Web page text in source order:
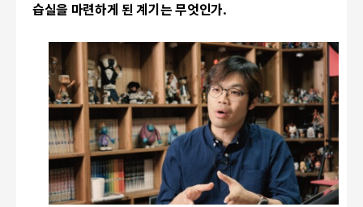
습실을 마련하게 된 계기는 무엇인가.